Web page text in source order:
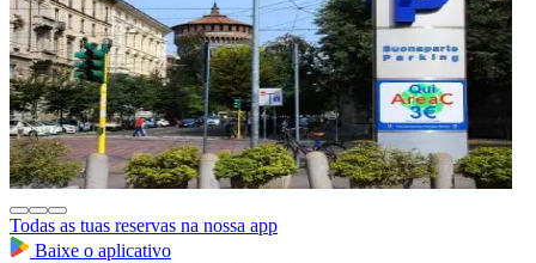
Todas as tuas reservas na nossa app
Baixe o aplicativo